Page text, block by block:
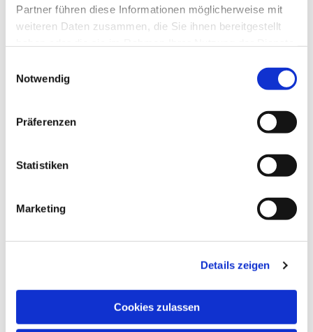
Partner führen diese Informationen möglicherweise mit
weiteren Daten zusammen, die Sie ihnen bereitgestellt
Notwendig
Präferenzen
Statistiken
Marketing
Details zeigen
Cookies zulassen